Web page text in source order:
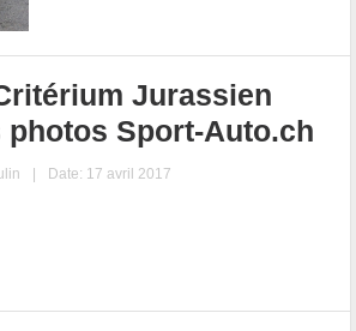
Jurassien
photos Sport-Auto.ch
| Date: 17 avril 2017